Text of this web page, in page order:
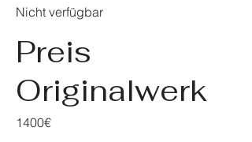
Nicht verfügbar
Preis
Originalwerk
1400€